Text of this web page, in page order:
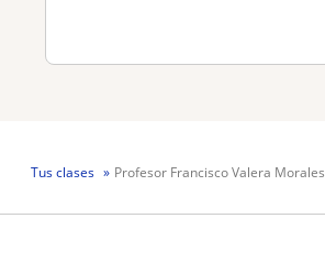
Tus clases Profesor Francisco Valera Morales